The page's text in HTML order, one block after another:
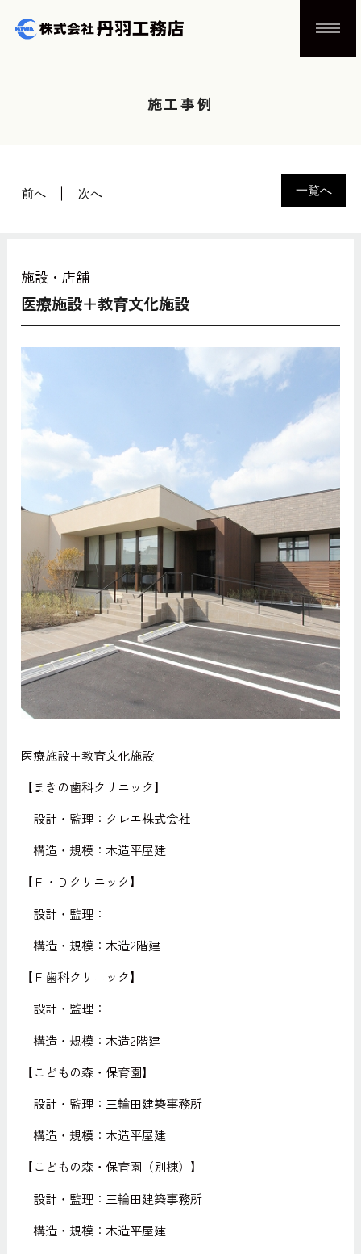
施工事例
一覧へ
前へ 次へ
施設・店舗
医療施設＋教育文化施設
医療施設＋教育文化施設
【まきの歯科クリニック】
設計・監理：クレエ株式会社
構造・規模：木造平屋建
【Ｆ・Ｄクリニック】
設計・監理：
構造・規模：木造2階建
【Ｆ歯科クリニック】
設計・監理：
構造・規模：木造2階建
【こどもの森・保育園】
設計・監理：三輪田建築事務所
構造・規模：木造平屋建
【こどもの森・保育園（別棟）】
設計・監理：三輪田建築事務所
構造・規模：木造平屋建